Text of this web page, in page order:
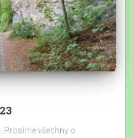
Prosíme všechny o